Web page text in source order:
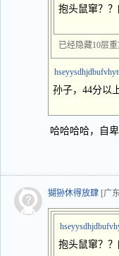
抱头鼠窜？
已经隐藏10层
孙子，44分以
哈哈哈哈，自
猢狲休得放肆 [广
抱头鼠窜？